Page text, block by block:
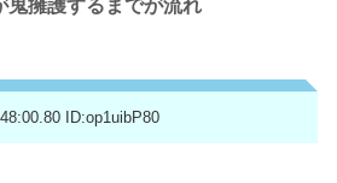
鬼擁護するまでが流れ
ID:op1uibP80